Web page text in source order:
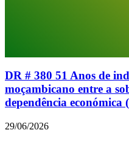
DR # 380 51 Anos de
moçambicano entre a
dependência
29/06/2026